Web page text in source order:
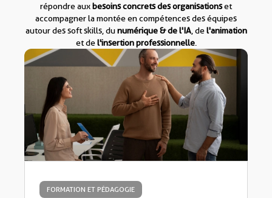
répondre auxbesoins concrets des organisationset
accompagner la montée en compétences des équipes
autour des soft skills, dunumérique & de l'IA, del'animation
et del'insertion professionnelle.
FORMATION ET PÉDAGOGIE